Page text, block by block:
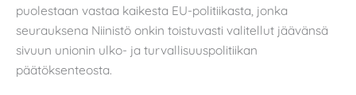
puolestaan vastaa kaikesta EU-politiikasta, jonka
seurauksena Niinistö onkin toistuvasti valitellut jäävänsä
sivuun unionin ulko- ja turvallisuuspolitiikan
päätöksenteosta.